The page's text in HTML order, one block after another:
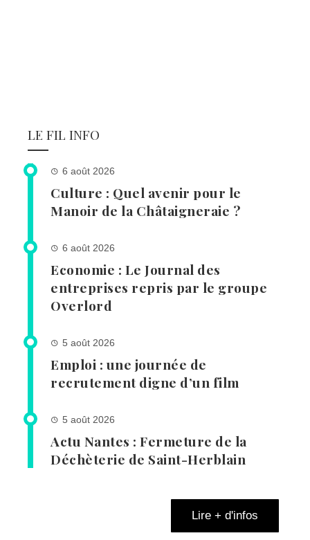
LE FIL INFO
6 août 2026
Culture : Quel avenir pour le
Manoir de la Châtaigneraie ?
6 août 2026
Economie : Le Journal des
entreprises repris par le groupe
Overlord
5 août 2026
Emploi : une journée de
recrutement digne d’un film
5 août 2026
Actu Nantes : Fermeture de la
Déchèterie de Saint-Herblain
Lire + d'infos